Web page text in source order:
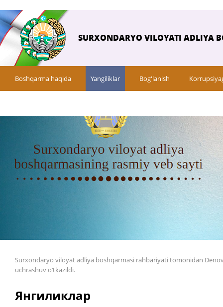
SURXONDARYO VILOYATI ADLIYA
Boshqarma haqida Yangiliklar Bog'lanish
Surxondaryo viloyat adliya boshqarmasi rahbariyati tomonidan
uchrashuv o‘tkazildi.
Янгиликлар